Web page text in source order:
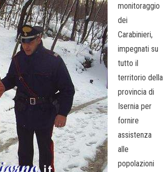
monitoraggio
dei
Carabinieri,
impegnati su
tutto il
territorio della
provincia di
Isernia per
fornire
assistenza
alle
popolazioni